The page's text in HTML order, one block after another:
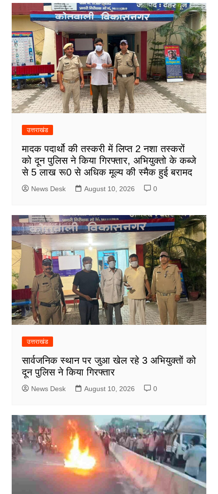
उत्तराखंड
मादक पदार्थो की तस्करी में लिप्त 2 नशा तस्करों
को दून पुलिस ने किया गिरफ्तार, अभियुक्तो के कब्जे
से 5 लाख रू0 से अधिक मूल्य की स्मैक हुई बरामद
News Desk August 10, 2026 0
उत्तराखंड
सार्वजनिक स्थान पर जुआ खेल रहे 3 अभियुक्तों को
दून पुलिस ने किया गिरफ्तार
News Desk August 10, 2026 0